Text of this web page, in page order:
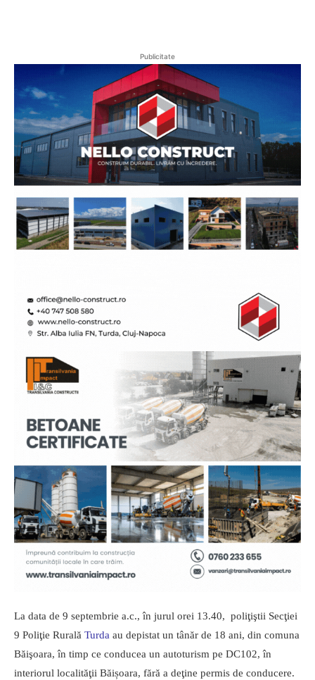
Publicitate
La data de 9 septembrie a.c., în jurul orei 13.40, poliţiştii Secţiei
9 Poliţie Rurală Turda au depistat un tânăr de 18 ani, din comuna
Băişoara, în timp ce conducea un autoturism pe DC102, în
interiorul localităţii Băișoara, fără a deţine permis de conducere.